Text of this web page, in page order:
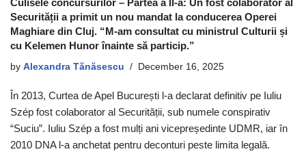
Culisele concursurilor – Partea a II-a: Un fost colaborator al
Securității a primit un nou mandat la conducerea Operei
Maghiare din Cluj. “M-am consultat cu ministrul Culturii și
cu Kelemen Hunor înainte să particip.”
by Alexandra Tănăsescu December 16, 2025
În 2013, Curtea de Apel București l-a declarat definitiv pe Iuliu
Szép fost colaborator al Securității, sub numele conspirativ
“Suciu”. Iuliu Szép a fost mulți ani vicepreședinte UDMR, iar în
2010 DNA l-a anchetat pentru deconturi peste limita legală.